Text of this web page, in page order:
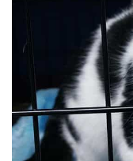
przechodzą
również
przygotowywane
bardzo dobrze znamy